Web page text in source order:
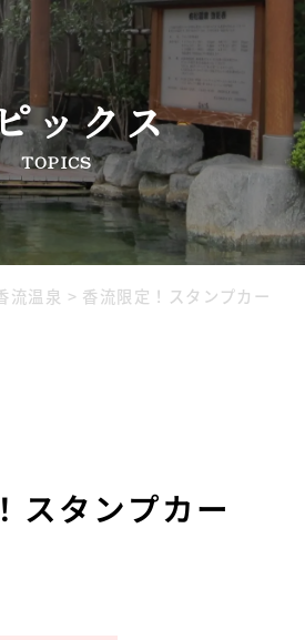
ックス
TOPICS
流温泉 > 香流限定！スタンプカー
スタンプカー